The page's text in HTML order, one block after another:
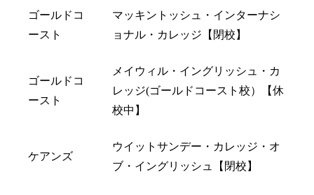
ゴールドコ
ースト
マッキントッシュ・インターナシ
ョナル・カレッジ【閉校】
ゴールドコ
ースト
メイウィル・イングリッシュ・カ
レッジ(ゴールドコースト校）【休
校中】
ケアンズ
ウイットサンデー・カレッジ・オ
ブ・イングリッシュ【閉校】